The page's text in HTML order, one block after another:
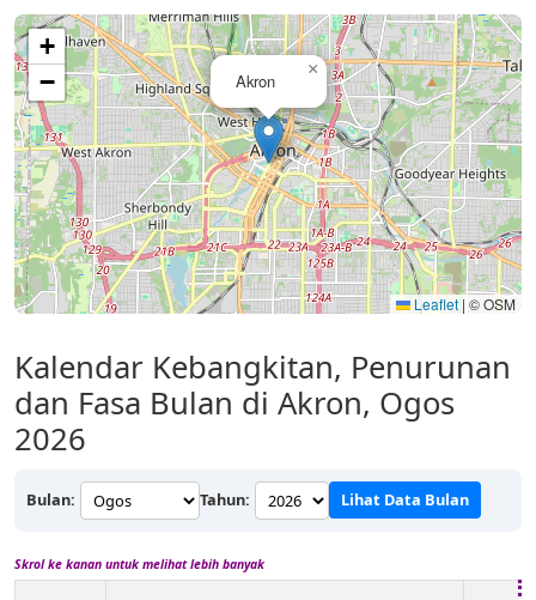
Akron
×
+
−
Leaflet | © OSM
Kalendar Kebangkitan, Penurunan
dan Fasa Bulan di Akron, Ogos
2026
Bulan: Tahun: Lihat Data Bulan
Skrol ke kanan untuk melihat lebih banyak